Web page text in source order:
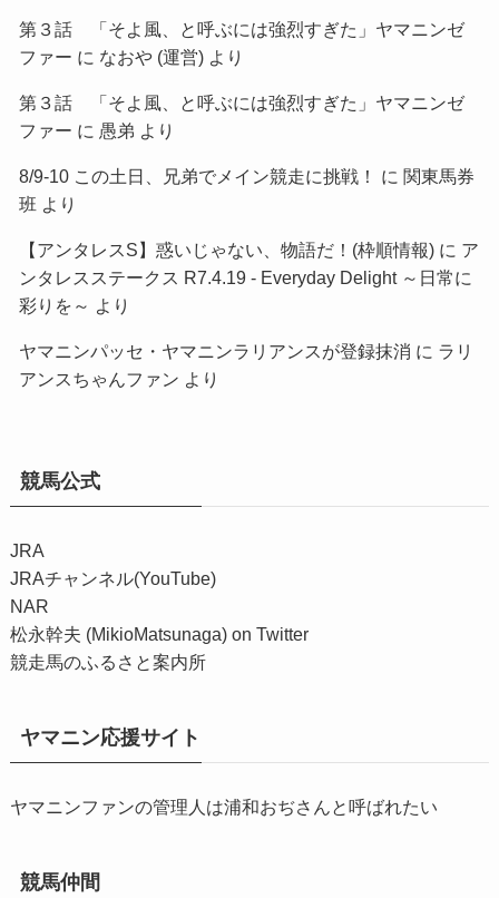
第３話 「そよ風、と呼ぶには強烈すぎた」ヤマニンゼ
ファー に なおや (運営)より
第３話 「そよ風、と呼ぶには強烈すぎた」ヤマニンゼ
ファー に 愚弟 より
8/9-10 この土日、兄弟でメイン競走に挑戦！ に 関東馬券
班 より
【アンタレスS】惑いじゃない、物語だ！(枠順情報)に ア
ンタレスステークス R7.4.19 - Everyday Delight ～日常に
彩りを～ より
ヤマニンパッセ・ヤマニンラリアンスが登録抹消 に ラリ
アンスちゃんファン より
競馬公式
JRA
JRAチャンネル(YouTube)
NAR
松永幹夫 (MikioMatsunaga) on Twitter
競走馬のふるさと案内所
ヤマニン応援サイト
ヤマニンファンの管理人は浦和おぢさんと呼ばれたい
競馬仲間